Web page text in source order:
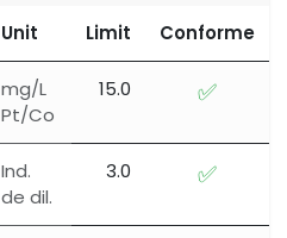
Unit Limit Conforme
mg/L
Pt/Co
15.0 ✅
Ind.
de dil.
3.0 ✅